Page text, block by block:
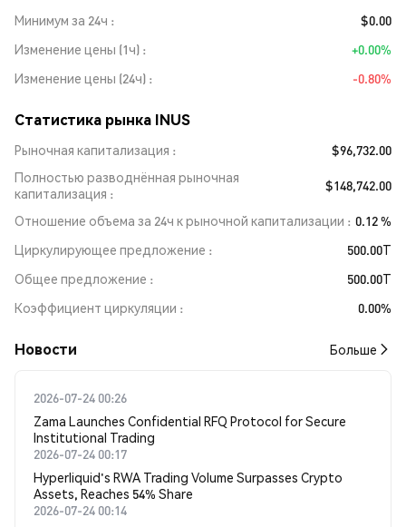
Минимум за 24ч
$0.00
Изменение цены (1ч)
+0.00%
Изменение цены (24ч)
-0.80%
Статистика рынка INUS
Рыночная капитализация
$96,732.00
Полностью разводнённая рыночная
капитализация
$148,742.00
Отношение объема за 24ч к рыночной капитализации
0.12 %
Циркулирующее предложение
500.00T
Общее предложение
500.00T
Коэффициент циркуляции
0.00%
Новости Больше
2026-07-24 00:26
Zama Launches Confidential RFQ Protocol for Secure
Institutional Trading
2026-07-24 00:17
Hyperliquid's RWA Trading Volume Surpasses Crypto
Assets, Reaches 54% Share
2026-07-24 00:14